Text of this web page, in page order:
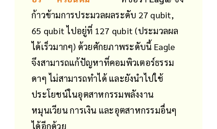
ก้าวข้ามการประมวลผลระดับ 27 qubit,
65 qubit ไปอยู่ที่ 127 qubit (ประมวลผล
ได้เร็วมากๆ) ด้วยศักยภาพระดับนี้ Eagle
จึงสามารถแก้ปัญหาที่คอมพิวเตอร์ธรรม
ดาๆ ไม่สามารถทำได้ และยังนำไปใช้
ประโยชน์ในอุตสาหกรรมพลังงาน
หมุนเวียน การเงิน และอุตสาหกรรมอื่นๆ
ได้อีกด้วย